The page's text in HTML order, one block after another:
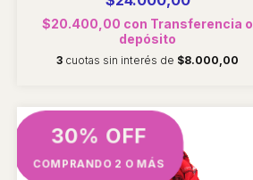
$20.400,00 con Transferencia o
depósito
3 cuotas sin interés de $8.000,00
30% OFF
COMPRANDO 2 O MÁS